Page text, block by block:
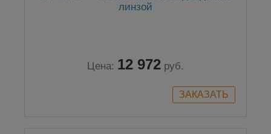
линзой
Цена: 12 972 руб.